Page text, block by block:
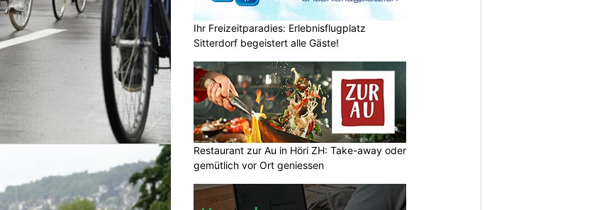
Ihr Freizeitparadies: Erlebnisflugplatz
Sitterdorf begeistert alle Gäste!
Restaurant zur Au in Höri ZH: Take-away oder
gemütlich vor Ort geniessen